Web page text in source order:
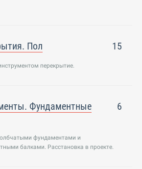
Пол 15
перекрытие.
Фундаментные
6
фундаментами и
балками. Расстановка в проекте.